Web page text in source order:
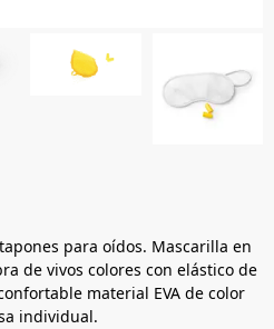
para oídos. Mascarilla en
de vivos colores con elástico de
material EVA de color
individual.